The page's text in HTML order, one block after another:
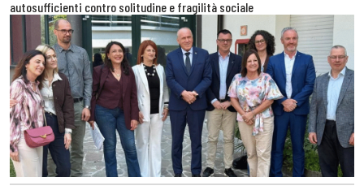
autosufficienti contro solitudine e fragilità sociale